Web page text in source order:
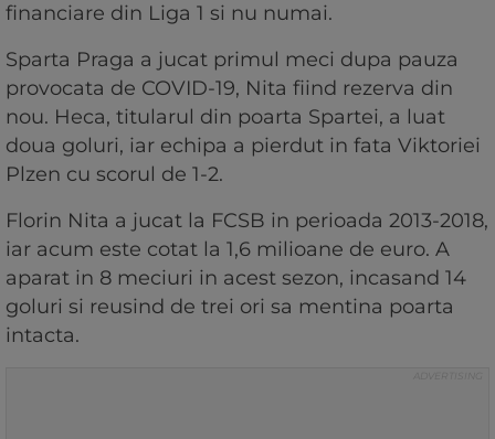
financiare din Liga 1 si nu numai.
Sparta Praga a jucat primul meci dupa pauza
provocata de COVID-19, Nita fiind rezerva din
nou. Heca, titularul din poarta Spartei, a luat
doua goluri, iar echipa a pierdut in fata Viktoriei
Plzen cu scorul de 1-2.
Florin Nita a jucat la FCSB in perioada 2013-2018,
iar acum este cotat la 1,6 milioane de euro. A
aparat in 8 meciuri in acest sezon, incasand 14
goluri si reusind de trei ori sa mentina poarta
intacta.